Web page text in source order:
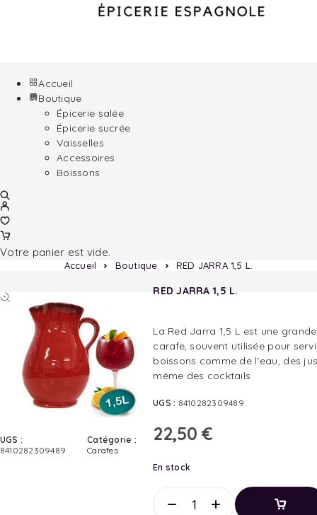
Accueil
Boutique
Épicerie salée
Épicerie sucrée
Vaisselles
Accessoires
Boissons
Votre panier est vide.
Accueil Boutique RED JARRA 1,5 L.
UGS :
8410282309489
Catégorie :
Carafes
RED JARRA 1,5 L.
La Red Jarra 1,5 L est une
carafe, souvent utilisée pour
boissons comme de l’eau, des
même des cocktails
UGS : 8410282309489
22,50€
En stock